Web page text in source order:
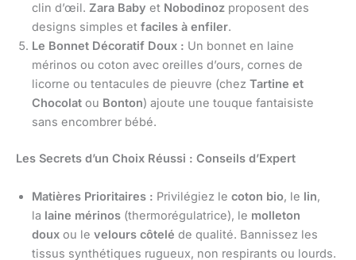
clin d’œil. Zara Baby et Nobodinoz proposent des
designs simples et faciles à enfiler.
Le Bonnet Décoratif Doux : Un bonnet en laine
mérinos ou coton avec oreilles d’ours, cornes de
licorne ou tentacules de pieuvre (chez Tartine et
Chocolat ou Bonton) ajoute une touque fantaisiste
sans encombrer bébé.
Les Secrets d’un Choix Réussi : Conseils d’Expert
Matières Prioritaires : Privilégiez le coton bio, le lin,
la laine mérinos (thermorégulatrice), le molleton
doux ou le velours côtelé de qualité. Bannissez les
tissus synthétiques rugueux, non respirants ou lourds.